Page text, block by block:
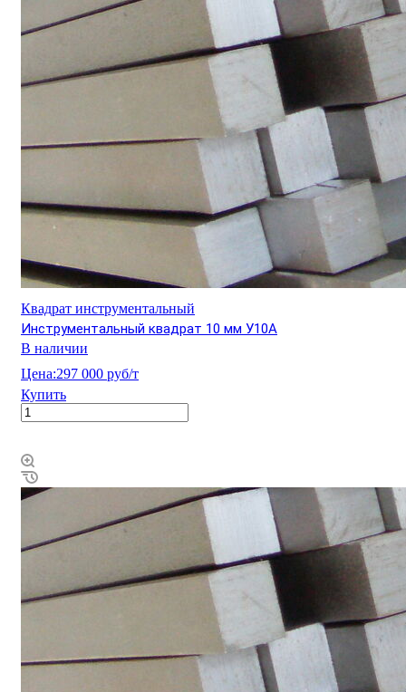
Квадрат инструментальный
Инструментальный квадрат 10 мм У10А
В наличии
Цена:297 000 руб/т
Купить